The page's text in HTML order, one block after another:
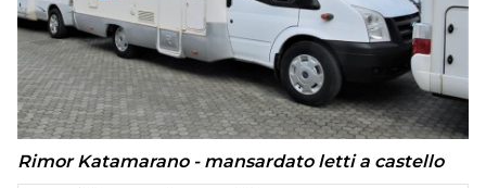
Rimor Katamarano - mansardato letti a castello